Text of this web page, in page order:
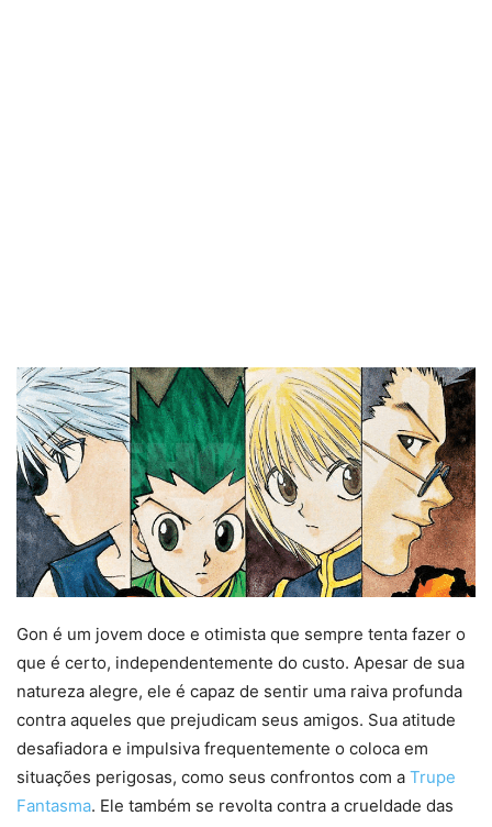
Gon é um jovem doce e otimista que sempre tenta fazer o
que é certo, independentemente do custo. Apesar de sua
natureza alegre, ele é capaz de sentir uma raiva profunda
contra aqueles que prejudicam seus amigos. Sua atitude
desafiadora e impulsiva frequentemente o coloca em
situações perigosas, como seus confrontos com a Trupe
Fantasma. Ele também se revolta contra a crueldade das